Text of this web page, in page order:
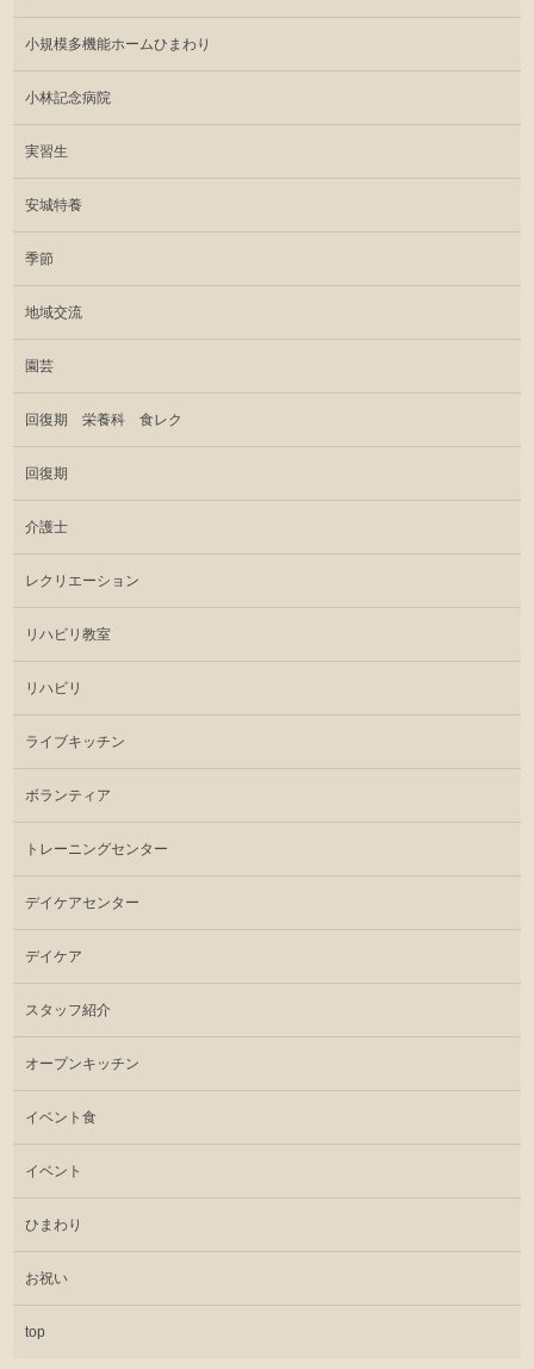
小規模多機能ホームひまわり
小林記念病院
実習生
安城特養
季節
地域交流
園芸
回復期 栄養科 食レク
回復期
介護士
レクリエーション
リハビリ教室
リハビリ
ライブキッチン
ボランティア
トレーニングセンター
デイケアセンター
デイケア
スタッフ紹介
オープンキッチン
イベント食
イベント
ひまわり
お祝い
top